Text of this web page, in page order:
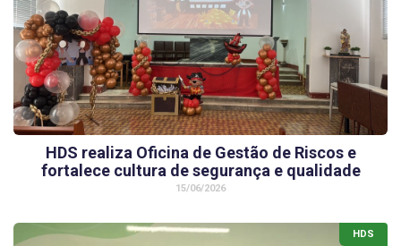
HDS realiza Oficina de Gestão de Riscos e
fortalece cultura de segurança e qualidade
15/06/2026
HDS